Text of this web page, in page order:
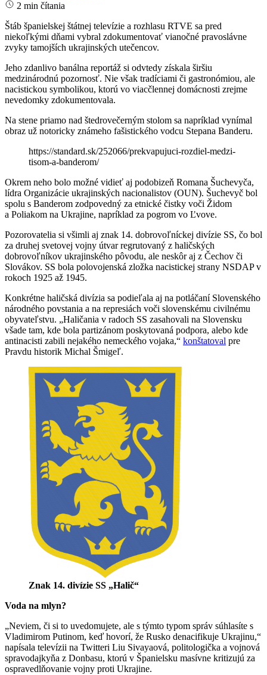
2 min čítania
Štáb španielskej štátnej televízie a rozhlasu RTVE sa pred
niekoľkými dňami vybral zdokumentovať vianočné pravoslávne
zvyky tamojších ukrajinských utečencov.
Jeho zdanlivo banálna reportáž si odvtedy získala širšiu
medzinárodnú pozornosť. Nie však tradíciami či gastronómiou, ale
nacistickou symbolikou, ktorú vo viacčlennej domácnosti zrejme
nevedomky zdokumentovala.
Na stene priamo nad štedrovečerným stolom sa napríklad vynímal
obraz už notoricky známeho fašistického vodcu Stepana Banderu.
https://standard.sk/252066/prekvapujuci-rozdiel-medzi-
tisom-a-banderom/
Okrem neho bolo možné vidieť aj podobizeň Romana Šuchevyča,
lídra Organizácie ukrajinských nacionalistov (OUN). Šuchevyč bol
spolu s Banderom zodpovedný za etnické čistky voči Židom
a Poliakom na Ukrajine, napríklad za pogrom vo Ľvove.
Pozorovatelia si všimli aj znak 14. dobrovoľníckej divízie SS, čo bol
za druhej svetovej vojny útvar regrutovaný z haličských
dobrovoľníkov ukrajinského pôvodu, ale neskôr aj z Čechov či
Slovákov. SS bola polovojenská zložka nacistickej strany NSDAP v
rokoch 1925 až 1945.
Konkrétne haličská divízia sa podieľala aj na potláčaní Slovenského
národného povstania a na represiách voči slovenskému civilnému
obyvateľstvu. „Haličania v radoch SS zasahovali na Slovensku
všade tam, kde bola partizánom poskytovaná podpora, alebo kde
antinacisti zabili nejakého nemeckého vojaka,“ konštatoval pre
Pravdu historik Michal Šmigeľ.
Znak 14. divízie SS „Halič“
Voda na mlyn?
„Neviem, či si to uvedomujete, ale s týmto typom správ súhlasíte s
Vladimirom Putinom, keď hovorí, že Rusko denacifikuje Ukrajinu,“
napísala televízii na Twitteri Liu Sivayaová, politologička a vojnová
spravodajkyňa z Donbasu, ktorú v Španielsku masívne kritizujú za
ospravedlňovanie vojny proti Ukrajine.